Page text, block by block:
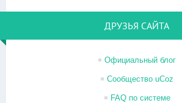
ДРУЗЬЯ САЙТА
Официальный блог
Сообщество uCoz
FAQ по системе